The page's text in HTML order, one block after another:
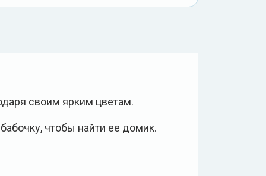
своим ярким цветам.
чтобы найти ее домик.